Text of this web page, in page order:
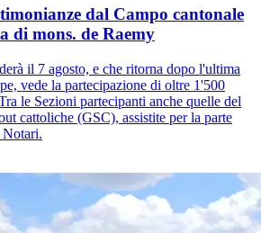
dal Campo cantonale
di mons. de Raemy
il 7 agosto, e che ritorna dopo l'ultima
vede la partecipazione di oltre 1'500
le Sezioni partecipanti anche quelle del
cattoliche (GSC), assistite per la parte
Notari.